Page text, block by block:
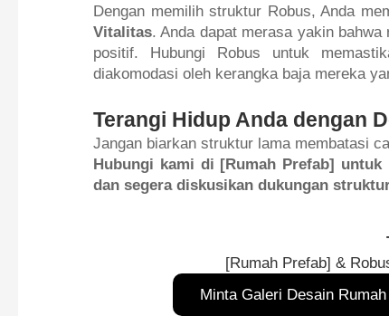
Dengan memilih struktur Robus, Anda
Vitalitas. Anda dapat merasa yakin
positif. Hubungi Robus untuk
diakomodasi oleh kerangka baja mereka
Terangi Hidup Anda dengan
Jangan biarkan struktur lama membatasi
Hubungi kami di [Rumah Prefab] untuk
dan segera diskusikan dukungan
[Rumah Prefab] &
Minta Galeri Desain